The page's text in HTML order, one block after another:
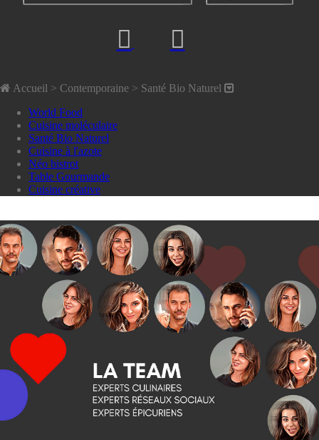
Accueil > Contemporaine > Santé Bio Naturel
World Food
Cuisine moléculaire
Santé Bio Naturel
Cuisine à l'azote
Néo bistrot
Table Gourmande
Cuisine créative